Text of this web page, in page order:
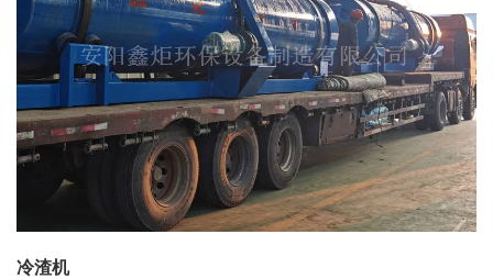
冷渣机